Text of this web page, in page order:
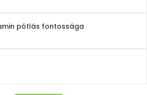
pótlás fontossága